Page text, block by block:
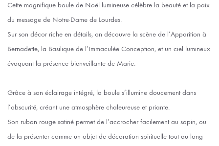
Cette magnifique boule de Noël lumineuse célèbre la beauté et la paix
du message de Notre-Dame de Lourdes.
Sur son décor riche en détails, on découvre la scène de l’Apparition à
Bernadette, la Basilique de l’Immaculée Conception, et un ciel lumineux
évoquant la présence bienveillante de Marie.
Grâce à son éclairage intégré, la boule s’illumine doucement dans
l’obscurité, créant une atmosphère chaleureuse et priante.
Son ruban rouge satiné permet de l’accrocher facilement au sapin, ou
de la présenter comme un objet de décoration spirituelle tout au long